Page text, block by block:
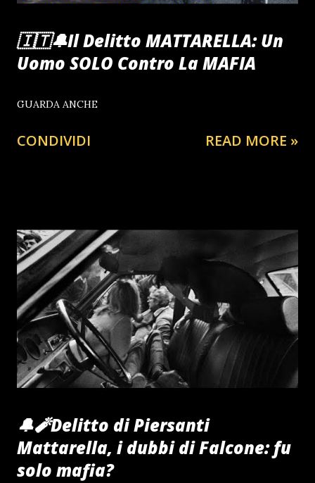
🇮🇹🔔Il Delitto MATTARELLA: Un
Uomo SOLO Contro La MAFIA
GUARDA ANCHE
CONDIVIDI READ MORE »
🔔🧨Delitto di Piersanti
Mattarella, i dubbi di Falcone: fu
solo mafia?